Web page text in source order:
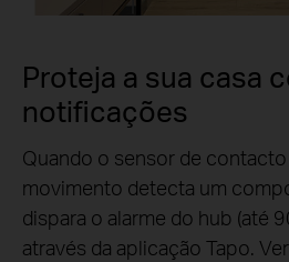
Proteja a sua casa
notificações
Quando o sensor de
movimento detecta um
dispara o alarme do hub (até
através da aplicação Tapo.